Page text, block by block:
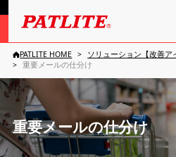
PATLITE HOME ソリューション【改善ア
重要メールの仕分け
重要メールの仕分け